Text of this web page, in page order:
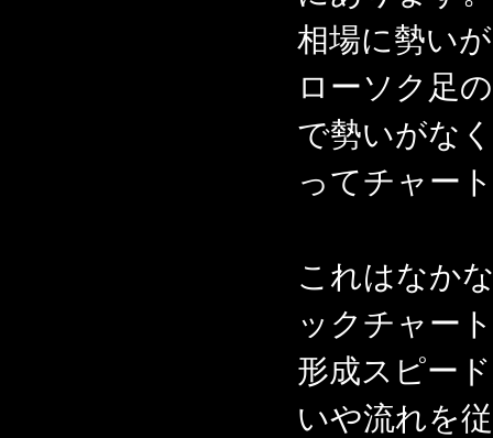
相場に勢い
ローソク足
で勢いがな
ってチャー
これはなか
ックチャー
形成スピー
いや流れを